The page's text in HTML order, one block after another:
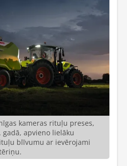
kameras rituļu preses,
gadā, apvieno lielāku
blīvumu ar ievērojami